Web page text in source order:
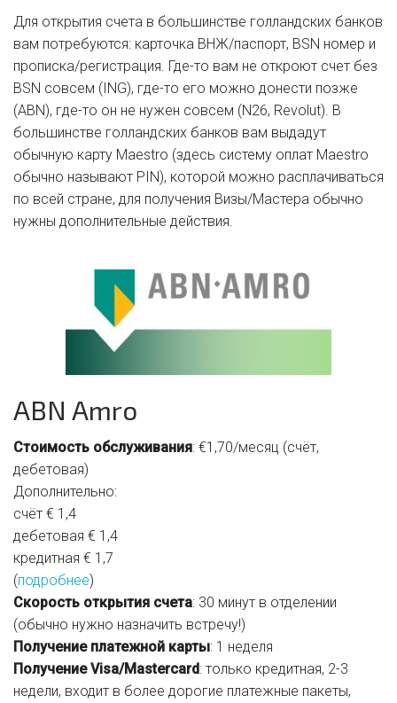
Для открытия счета в большинстве голландских банков
вам потребуются: карточка ВНЖ/паспорт, BSN номер и
прописка/регистрация. Где-то вам не откроют счет без
BSN совсем (ING), где-то его можно донести позже
(ABN), где-то он не нужен совсем (N26, Revolut). В
большинстве голландских банков вам выдадут
обычную карту Maestro (здесь систему оплат Maestro
обычно называют PIN), которой можно расплачиваться
по всей стране, для получения Визы/Мастера обычно
нужны дополнительные действия.
ABN Amro
Стоимость обслуживания: €1,70/месяц (счёт,
дебетовая)
Дополнительно:
счёт € 1,4
дебетовая € 1,4
кредитная € 1,7
(подробнее)
Скорость открытия счета: 30 минут в отделении
(обычно нужно назначить встречу!)
Получение платежной карты: 1 неделя
Получение Visa/Mastercard: только кредитная, 2-3
недели, входит в более дорогие платежные пакеты,